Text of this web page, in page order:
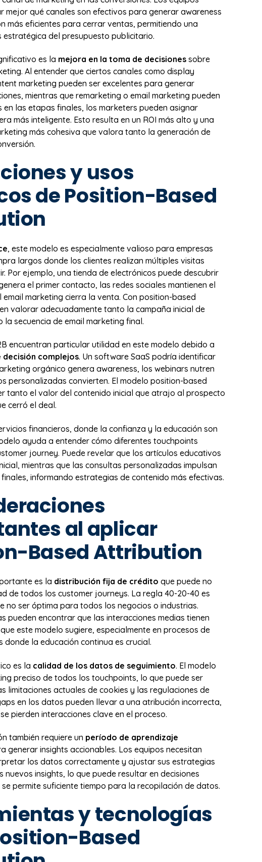
mejor qué canales son efectivos para generar awareness
más eficientes para cerrar ventas, permitiendo una
estratégica del presupuesto publicitario.
es la mejora en la toma de decisiones sobre
Al entender que ciertos canales como display
marketing pueden ser excelentes para generar
mientras que remarketing o email marketing pueden
en las etapas finales, los marketers pueden asignar
más inteligente. Esto resulta en un ROI más alto y una
más cohesiva que valora tanto la generación de
y usos
de Position-Based
, este modelo es especialmente valioso para empresas
largos donde los clientes realizan múltiples visitas
Por ejemplo, una tienda de electrónicos puede descubrir
el primer contacto, las redes sociales mantienen el
email marketing cierra la venta. Con position-based
valorar adecuadamente tanto la campaña inicial de
la secuencia de email marketing final.
encuentran particular utilidad en este modelo debido a
decisión complejos. Un software SaaS podría identificar
orgánico genera awareness, los webinars nutren
personalizadas convierten. El modelo position-based
tanto el valor del contenido inicial que atrajo al prospecto
cerró el deal.
financieros, donde la confianza y la educación son
ayuda a entender cómo diferentes touchpoints
journey. Puede revelar que los artículos educativos
mientras que las consultas personalizadas impulsan
informando estrategias de contenido más efectivas.
al aplicar
Based Attribution
es la distribución fija de crédito que puede no
de todos los customer journeys. La regla 40-20-40 es
no ser óptima para todos los negocios o industrias.
pueden encontrar que las interacciones medias tienen
este modelo sugiere, especialmente en procesos de
donde la educación continua es crucial.
es la calidad de los datos de seguimiento. El modelo
preciso de todos los touchpoints, lo que puede ser
limitaciones actuales de cookies y las regulaciones de
en los datos pueden llevar a una atribución incorrecta,
pierden interacciones clave en el proceso.
también requiere un período de aprendizaje
generar insights accionables. Los equipos necesitan
los datos correctamente y ajustar sus estrategias
nuevos insights, lo que puede resultar en decisiones
permite suficiente tiempo para la recopilación de datos.
y tecnologías
Based